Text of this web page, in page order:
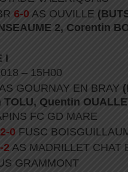
6-0 AS OUVILLE
2, Corentin
I
– 15H00
GOURNAY EN BRAY
Quentin
FC GD MARE
2-0 FUSC
2 AS MADRILLET CHAT
GRAMMONT